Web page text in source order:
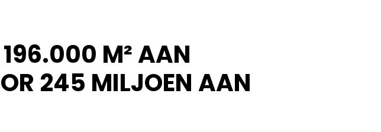
196.000 M² AAN
245 MILJOEN AAN